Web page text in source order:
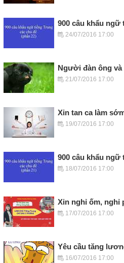
900 câu khẩu ngữ
24/07/2016 17:00
Người đàn ông và
21/07/2016 17:00
Xin tan ca làm
19/07/2016 17:00
900 câu khẩu ngữ
18/07/2016 17:00
Xin nghỉ ốm, nghỉ
17/07/2016 17:00
Yêu cầu tăng
16/07/2016 17:00